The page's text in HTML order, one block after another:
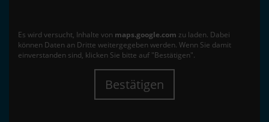
Es wird versucht, Inhalte von maps.google.com zu laden. Dabei
können Daten an Dritte weitergegeben werden. Wenn Sie damit
einverstanden sind, klicken Sie bitte auf "Bestätigen".
Bestätigen